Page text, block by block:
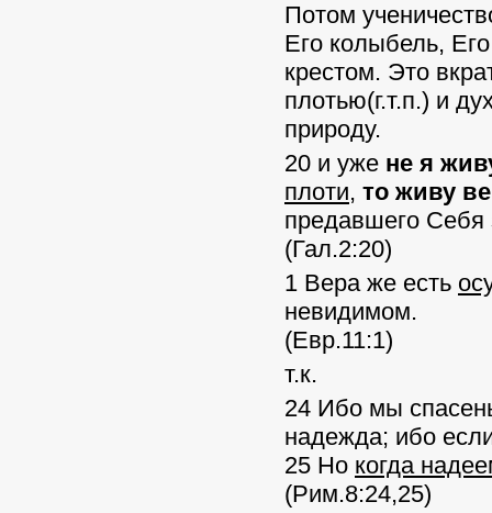
Потом
Его колыбель,
крестом. Это
плотью(г.т.п.) и
природу.
20 и уже не я
плоти, то живу
предавшего Себя
(Гал.2:20)
1 Вера же есть
невидимом.
(Евр.11:1)
т.к.
24 Ибо мы
надежда; ибо
25 Но когда
(Рим.8:24,25)